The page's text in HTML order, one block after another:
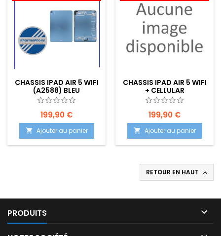
CHASSIS IPAD AIR 5 WIFI
(A2588) BLEU
199,90 €
 Ajouter au panier
CHASSIS IPAD AIR 5 WIFI
+ CELLULAR
199,90 €
 Ajouter au panier
RETOUR EN HAUT 
PRODUITS 